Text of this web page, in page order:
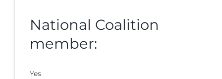
National Coalition
member:
Yes